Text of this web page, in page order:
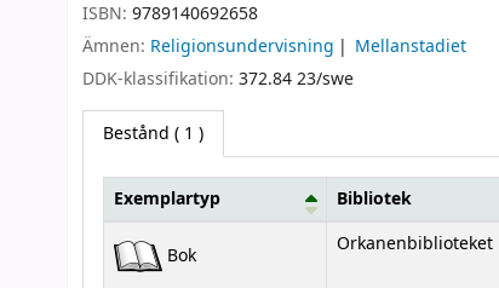
ISBN: 9789140692658
Ämnen: Religionsundervisning
Mellanstadiet
DDK-klassifikation: 372.84 23/swe
Bestånd ( 1 )
Bestånd
Exemplartyp Bibliotek
Bok Orkanenbiblioteket